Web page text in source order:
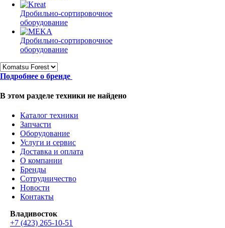
Дробильно-сортировочное
оборудование
Дробильно-сортировочное
оборудование
Подробнее о бренде
В этом разделе техники не найдено
Каталог техники
Запчасти
Оборудование
Услуги и сервис
Доставка и оплата
О компании
Бренды
Сотрудничество
Новости
Контакты
Владивосток
+7 (423) 265-10-51